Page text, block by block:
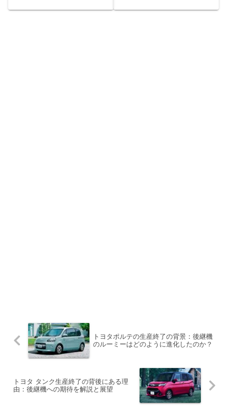
トヨタポルテの生産終了の背景：後継機
のルーミーはどのように進化したのか？
トヨタ タンク生産終了の背後にある理
由：後継機への期待を解説と展望